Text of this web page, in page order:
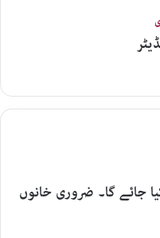
جائے گا۔ ضروری خانوں